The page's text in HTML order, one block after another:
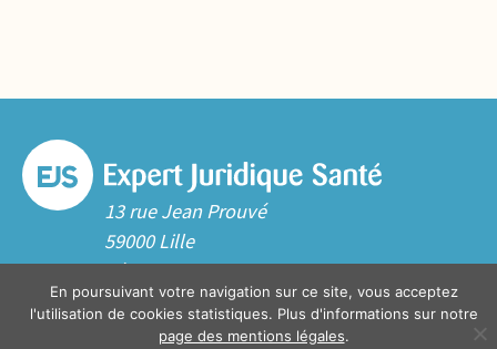
13 rue Jean Prouvé
59000 Lille
Tél. 03 20 06 70 10
Contact
En poursuivant votre navigation sur ce site, vous acceptez
l'utilisation de cookies statistiques. Plus d'informations sur notre
page des mentions légales.